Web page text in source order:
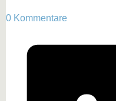
0 Kommentare